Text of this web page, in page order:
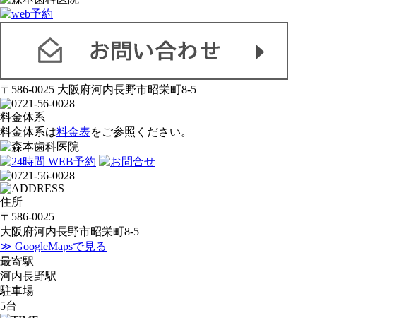
〒586-0025 大阪府河内長野市昭栄町8-5
料金体系
料金体系は料金表をご参照ください。
住所
〒586-0025
大阪府河内長野市昭栄町8-5
≫ GoogleMapsで見る
最寄駅
河内長野駅
駐車場
5台